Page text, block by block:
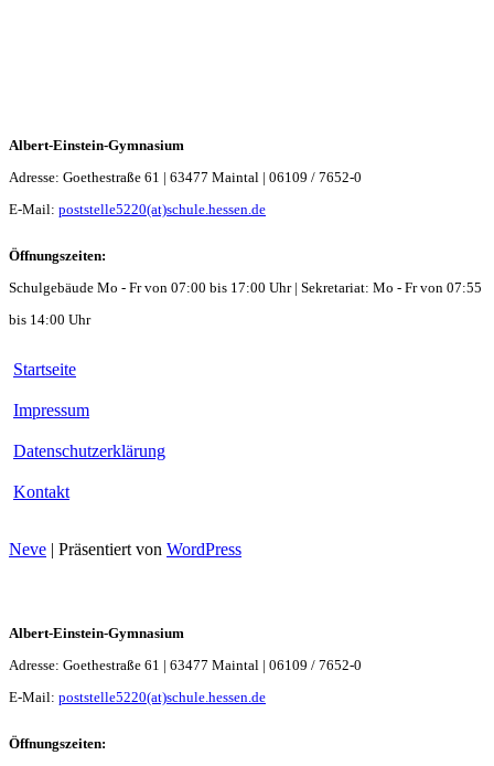
Albert-Einstein-Gymnasium
Adresse: Goethestraße 61 | 63477 Maintal | 06109 / 7652-0
E-Mail: poststelle5220(at)schule.hessen.de
Öffnungszeiten:
Schulgebäude Mo - Fr von 07:00 bis 17:00 Uhr | Sekretariat: Mo - Fr von 07:55
bis 14:00 Uhr
Startseite
Impressum
Datenschutzerklärung
Kontakt
Neve | Präsentiert von WordPress
Albert-Einstein-Gymnasium
Adresse: Goethestraße 61 | 63477 Maintal | 06109 / 7652-0
E-Mail: poststelle5220(at)schule.hessen.de
Öffnungszeiten: